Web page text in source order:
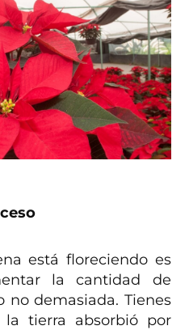
está floreciendo es
la cantidad de
no demasiada. Tienes
tierra absorbió por